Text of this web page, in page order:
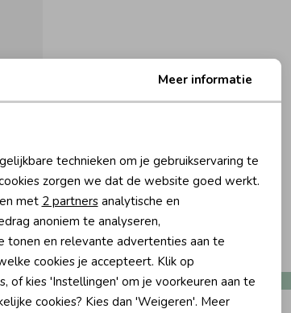
Zand
Marketing cookies
Meer informatie
technieken om je gebruikservaring te
zorgen we dat de website goed werkt.
met 2 partnersanalytische en
anoniem te analyseren,
tonen en relevante advertenties aan te
cookies je accepteert. Klik op
of kies 'Instellingen' om je voorkeuren aan te
cookies? Kies dan 'Weigeren'. Meer